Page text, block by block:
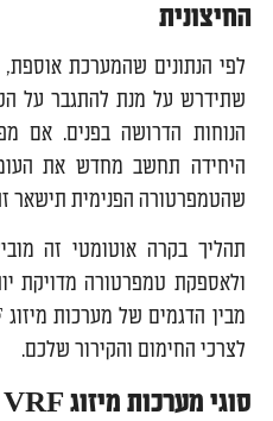
החיצונית
לפי הנתונים שהמערכת
שתידרש על מנת להתגבר על
הנוחות הדרושה בפנים. אם
היחידה תחשב מחדש את
שהטמפרטורה הפנימית תישאר
תהליך בקרה אוטומטי זה
ולאספקת טמפרטורה מדויקת
לצרכי החימום והקירור שלכם.
סוגי מערכות מיזוג VRF